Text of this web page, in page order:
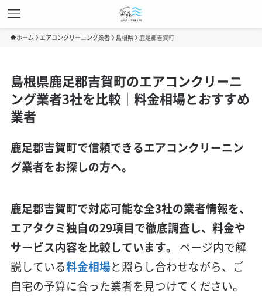
ホーム エアコンクリーニング業者 島根県 鹿足郡吉賀町
島根県鹿足郡吉賀町のエアコンクリーニ
ング業者3社を比較｜料金相場とおすすめ
業者
鹿足郡吉賀町で信頼できるエアコンクリーニン
グ業者をお探しの方へ。
鹿足郡吉賀町で対応可能な全3社の業者情報を、
エアタクミ独自の29項目で徹底調査し、料金や
サービス内容を比較しています。
ページ内で解
説している料金相場と照らし合わせながら、ご
自宅の予算に合った業者を見つけてください。